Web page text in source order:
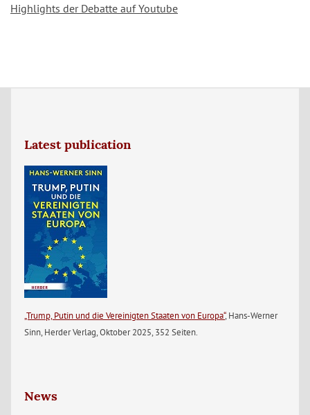
Highlights der Debatte auf Youtube
Latest publication
„Trump, Putin und die Vereinigten Staaten von Europa“, Hans-Werner
Sinn, Herder Verlag, Oktober 2025, 352 Seiten.
News